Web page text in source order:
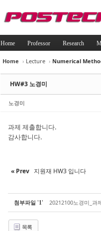
Home Professor Research
Home › Lecture › Numerical
HW#3 노경미
노경미
과제 제출합니다.
감사합니다.
« Prev 지원재 HW3 입니다
첨부파일 '1' 20212100노경미_과
목록
Sketchbook5,
Sketchbook5,